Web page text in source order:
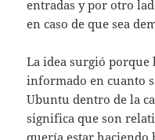
entradas y por otro
en caso de que sea
La idea surgió porque
informado en cuanto
Ubuntu dentro de la
significa que son